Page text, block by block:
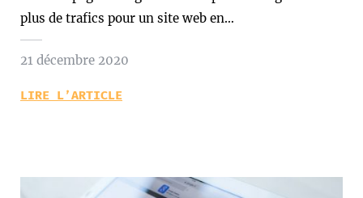
plus de trafics pour un site web en…
21 décembre 2020
LIRE L’ARTICLE